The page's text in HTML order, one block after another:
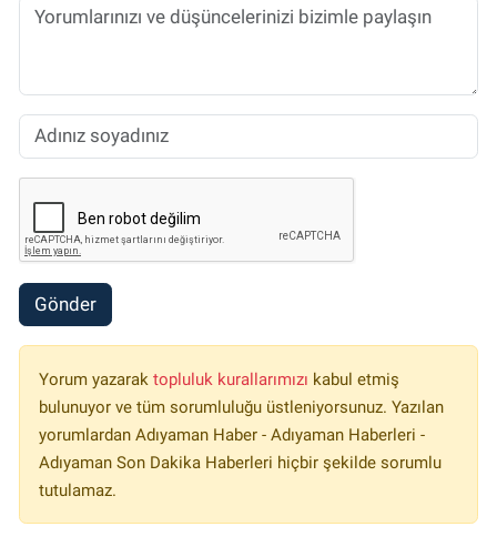
Gönder
Yorum yazarak topluluk kurallarımızı kabul etmiş
bulunuyor ve tüm sorumluluğu üstleniyorsunuz. Yazılan
yorumlardan Adıyaman Haber - Adıyaman Haberleri -
Adıyaman Son Dakika Haberleri hiçbir şekilde sorumlu
tutulamaz.